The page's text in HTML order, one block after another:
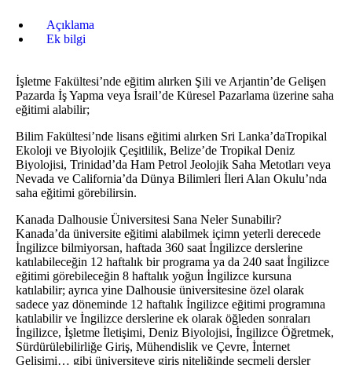
Açıklama
Ek bilgi
İşletme Fakültesi’nde eğitim alırken Şili ve Arjantin’de Gelişen
Pazarda İş Yapma veya İsrail’de Küresel Pazarlama üzerine saha
eğitimi alabilir;
Bilim Fakültesi’nde lisans eğitimi alırken Sri Lanka’daTropikal
Ekoloji ve Biyolojik Çeşitlilik, Belize’de Tropikal Deniz
Biyolojisi, Trinidad’da Ham Petrol Jeolojik Saha Metotları veya
Nevada ve California’da Dünya Bilimleri İleri Alan Okulu’nda
saha eğitimi görebilirsin.
Kanada Dalhousie Üniversitesi Sana Neler Sunabilir?
Kanada’da üniversite eğitimi alabilmek içimn yeterli derecede
İngilizce bilmiyorsan, haftada 360 saat İngilizce derslerine
katılabileceğin 12 haftalık bir programa ya da 240 saat İngilizce
eğitimi görebileceğin 8 haftalık yoğun İngilizce kursuna
katılabilir; ayrıca yine Dalhousie üniversitesine özel olarak
sadece yaz döneminde 12 haftalık İngilizce eğitimi programına
katılabilir ve İngilizce derslerine ek olarak öğleden sonraları
İngilizce, İşletme İletişimi, Deniz Biyolojisi, İngilizce Öğretmek,
Sürdürülebilirliğe Giriş, Mühendislik ve Çevre, İnternet
Gelişimi… gibi üniversiteye giriş niteliğinde seçmeli dersler